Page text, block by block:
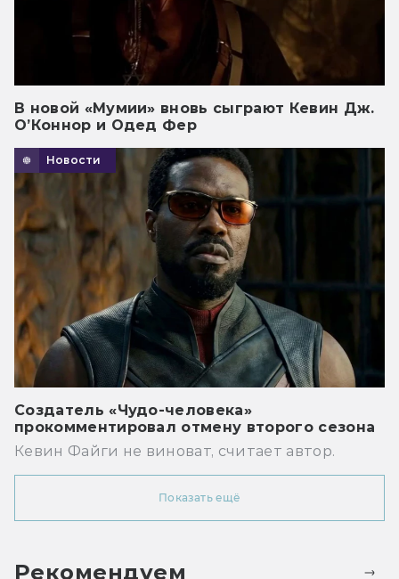
В новой «Мумии» вновь сыграют Кевин Дж.
О’Коннор и Одед Фер
Новости
Создатель «Чудо-человека»
прокомментировал отмену второго сезона
Кевин Файги не виноват, считает автор.
Показать ещё
Рекомендуем